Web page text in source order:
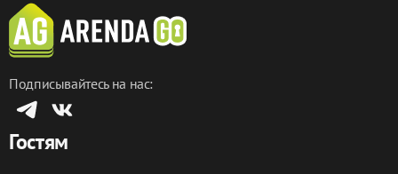
Подписывайтесь на нас:
Гостям